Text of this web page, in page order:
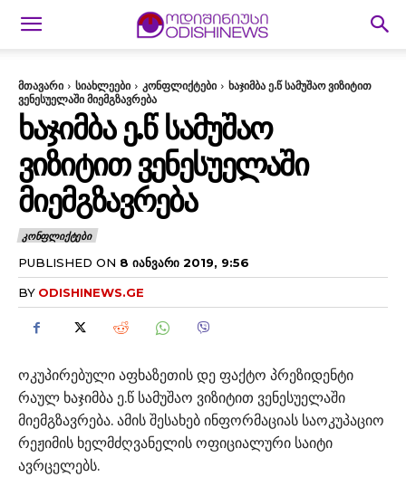
მთავარი სიახლეები კონფლიქტები
ხაჯიმბა ე.წ სამუშაო ვიზიტით
ვენესუელაში მიემგზავრება
ᲮᲐᲯᲘᲛᲑᲐ Ე.Წ ᲡᲐᲛᲣᲨᲐᲝ
ᲕᲘᲖᲘᲢᲘᲗ ᲕᲔᲜᲔᲡᲣᲔᲚᲐᲨᲘ
ᲛᲘᲔᲛᲒᲖᲐᲕᲠᲔᲑᲐ
ᲙᲝᲜᲤᲚᲘᲥᲢᲔᲑᲘ
PUBLISHED ON 8 ᲘᲐᲜᲕᲐᲠᲘ 2019, 9:56
BY ODISHINEWS.GE
ოკუპირებული აფხაზეთის დე ფაქტო პრეზიდენტი
რაულ ხაჯიმბა ე.წ სამუშაო ვიზიტით ვენესუელაში
მიემგზავრება. ამის შესახებ ინფორმაციას საოკუპაციო
რეჟიმის ხელმძღვანელის ოფიციალური საიტი
ავრცელებს.